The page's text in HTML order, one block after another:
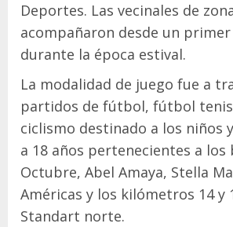
Deportes. Las vecinales de
acompañaron desde un
durante la época estival.
La modalidad de juego fue a
partidos de fútbol, fútbol
ciclismo destinado a los niños
a 18 años pertenecientes a los
Octubre, Abel Amaya, Stella
Américas y los kilómetros 14 y
Standart norte.